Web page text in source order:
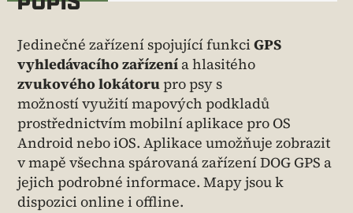
Jedinečné zařízení spojující funkciGPS
vyhledávacího zařízení a hlasitého
zvukového lokátorupro psy s
možností využití mapových podkladů
prostřednictvím mobilní aplikace pro OS
Android nebo iOS. Aplikace umožňuje zobrazit
v mapě všechna spárovaná zařízení DOG GPS a
jejich podrobné informace. Mapy jsou k
dispozici online i offline.